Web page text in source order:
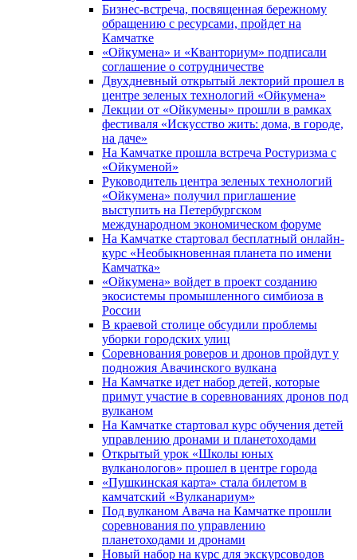
Бизнес-встреча, посвященная бережному
обращению с ресурсами, пройдет на
Камчатке
«Ойкумена» и «Кванториум» подписали
соглашение о сотрудничестве
Двухдневный открытый лекторий прошел в
центре зеленых технологий «Ойкумена»
Лекции от «Ойкумены» прошли в рамках
фестиваля «Искусство жить: дома, в городе,
на даче»
На Камчатке прошла встреча Ростуризма с
«Ойкуменой»
Руководитель центра зеленых технологий
«Ойкумена» получил приглашение
выступить на Петербургском
международном экономическом форуме
На Камчатке стартовал бесплатный онлайн-
курс «Необыкновенная планета по имени
Камчатка»
«Ойкумена» войдет в проект созданию
экосистемы промышленного симбиоза в
России
В краевой столице обсудили проблемы
уборки городских улиц
Соревнования роверов и дронов пройдут у
подножия Авачинского вулкана
На Камчатке идет набор детей, которые
примут участие в соревнованиях дронов под
вулканом
На Камчатке стартовал курс обучения детей
управлению дронами и планетоходами
Открытый урок «Школы юных
вулканологов» прошел в центре города
«Пушкинская карта» стала билетом в
камчатский «Вулканариум»
Под вулканом Авача на Камчатке прошли
соревнования по управлению
планетоходами и дронами
Новый набор на курс для экскурсоводов